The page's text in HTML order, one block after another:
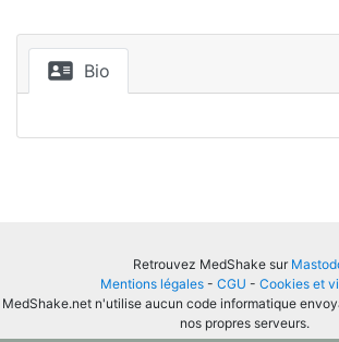
Bio
Retrouvez MedShake sur
Mentions légales - CGU - Cookies et
MedShake.net n'utilise aucun code informatique
nos propres serveurs.